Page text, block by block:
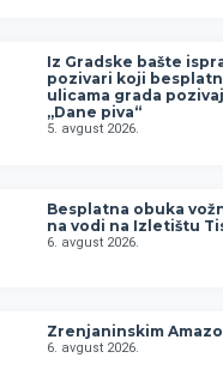
Iz Gradske bašte
pozivari koji
ulicama grada
„Dane piva“
5. avgust 2026.
Besplatna obuka
na vodi na Izletištu
6. avgust 2026.
Zrenjaninskim
6. avgust 2026.